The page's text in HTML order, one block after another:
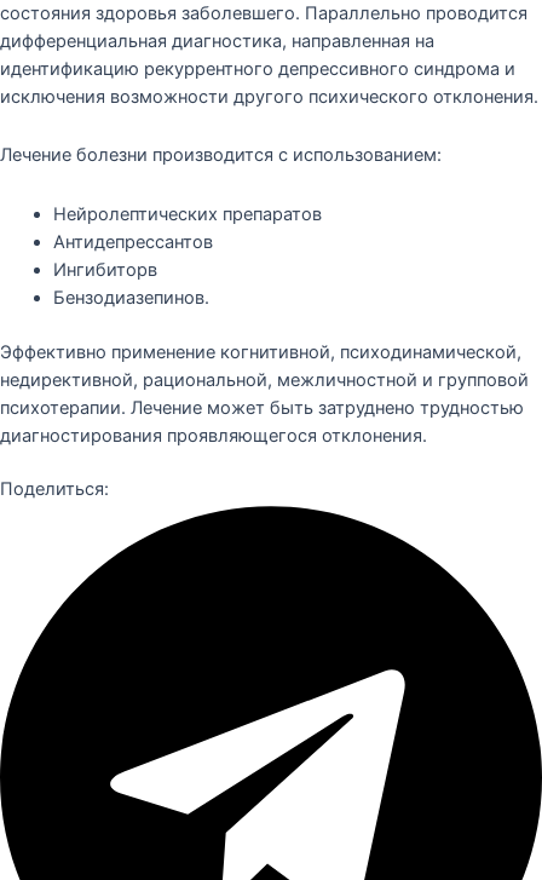
состояния здоровья заболевшего. Параллельно проводится
дифференциальная диагностика, направленная на
идентификацию рекуррентного депрессивного синдрома и
исключения возможности другого психического отклонения.
Лечение болезни производится с использованием:
Нейролептических препаратов
Антидепрессантов
Ингибиторв
Бензодиазепинов.
Эффективно применение когнитивной, психодинамической,
недирективной, рациональной, межличностной и групповой
психотерапии. Лечение может быть затруднено трудностью
диагностирования проявляющегося отклонения.
Поделиться: